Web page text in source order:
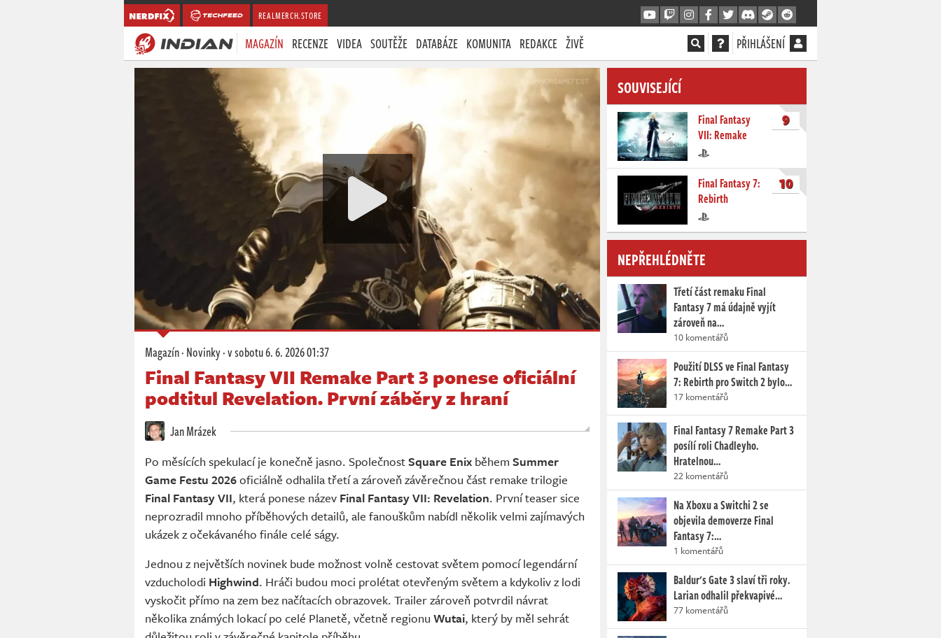
REALMERCH.STORE
MAGAZÍN RECENZE VIDEA SOUTĚŽE DATABÁZE KOMUNITA REDAKCE ŽIVĚ PŘIHLÁŠENÍ
Magazín·Novinky·v sobotu6. 6. 2026 01:37
Final Fantasy VII Remake Part 3 ponese oficiální
podtitul Revelation. První záběry z hraní
Jan Mrázek
Po měsících spekulací je konečně jasno. SpolečnostSquare Enix během Summer
Game Festu 2026oficiálně odhalila třetí a zároveň závěrečnou část remake trilogie
Final Fantasy VII, která ponese název Final Fantasy VII: Revelation. První teaser sice
neprozradil mnoho příběhových detailů, ale fanouškům nabídl několik velmi zajímavých
ukázek z očekávaného finále celé ságy.
Jednou z největších novinek bude možnost volně cestovat světem pomocí legendární
vzducholodi Highwind. Hráči budou moci prolétat otevřeným světem a kdykoliv z lodi
vyskočit přímo na zem bez načítacích obrazovek. Trailer zároveň potvrdil návrat
několika známých lokací po celé Planetě, včetně regionu Wutai, který by měl sehrát
SOUVISEJÍCÍ
Final Fantasy
VII: Remake
9
Final Fantasy 7:
Rebirth
10
NEPŘEHLÉDNĚTE
Třetí část remaku Final
Fantasy 7 má údajně vyjít
zároveň na…
10 komentářů
Použití DLSS ve Final Fantasy
7: Rebirth pro Switch 2 bylo…
17 komentářů
Final Fantasy 7 Remake Part 3
posílí roli Chadleyho.
Hratelnou…
22 komentářů
Na Xboxu a Switchi 2 se
objevila demoverze Final
Fantasy 7:…
1 komentářů
Baldur's Gate 3 slaví tři roky.
Larian odhalil překvapivé…
77 komentářů